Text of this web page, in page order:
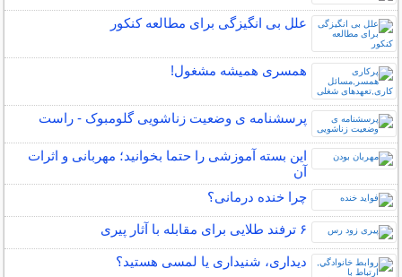
علل بی انگیزگی برای مطالعه کنکور
همسری همیشه مشغول!
پرسشنامه ی وضعیت زناشویی گلومبوک - راست
این بسته آموزشی را حتما بخوانید؛ مهربانی و اثرات
آن
چرا خنده درمانی؟
۶ ترفند طلایی برای مقابله با آثار پیری
دیداری، شنیداری یا لمسی هستید؟